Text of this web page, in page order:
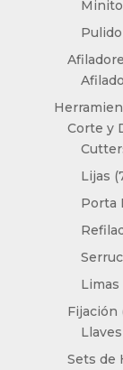
Corte y
Lijas
Porta
Limas
Fijación
Llaves
Sets de